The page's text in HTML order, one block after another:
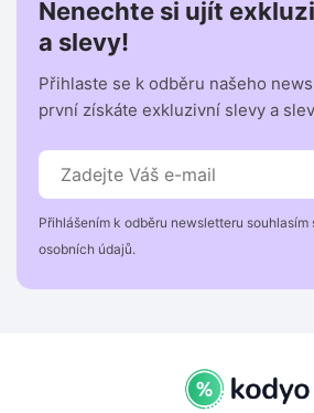
Nenechte si ujít
a slevy!
Přihlaste se k odběru našeho
první získáte exkluzivní slevy a
Přihlášením k odběru newsletteru
osobních údajů.